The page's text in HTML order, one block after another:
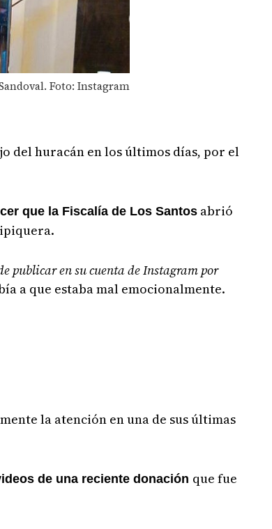
Foto: Instagram
del huracán en los últimos días, por el
que la Fiscalía de Los Santosabrió
publicar en su cuenta de Instagram por
a que estaba mal emocionalmente.
la atención en una de sus últimas
de una reciente donación que fue